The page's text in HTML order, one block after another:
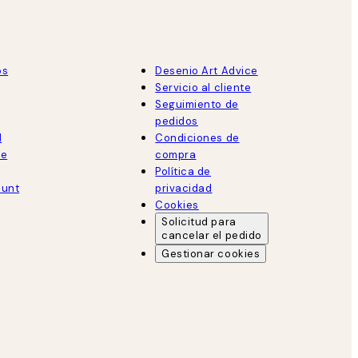
Desenio Art Advice
Servicio al cliente
Seguimiento de
pedidos
Condiciones de
compra
Política de
privacidad
Cookies
Solicitud para
cancelar el pedido
Gestionar cookies